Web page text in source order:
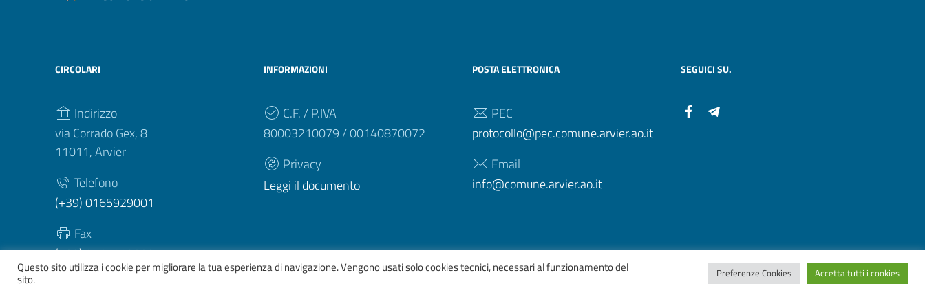
CIRCOLARI
Indirizzo
via Corrado Gex, 8
11011, Arvier
Telefono
(+39) 0165929001
Fax
(+39) 0165929003
INFORMAZIONI
C.F. / P.IVA
80003210079 / 00140870072
Privacy
Leggi il documento
POSTA ELETTRONICA
PEC
protocollo@pec.comune.arvier.ao.it
Email
info@comune.arvier.ao.it
SEGUICI SU.
Questo sito utilizza i cookie per migliorare la tua esperienza di navigazione. Vengono usati solo cookies tecnici, necessari al funzionamento del
sito. Preferenze Cookies Accetta tutti i cookies